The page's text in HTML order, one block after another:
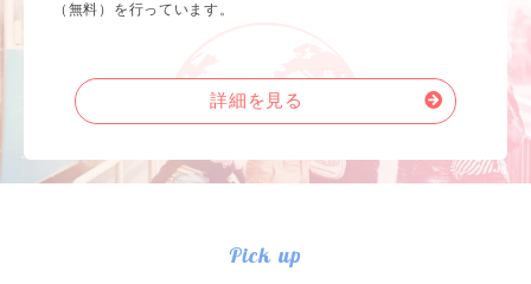
（無料）を行っています。
詳細を見る
Pick up